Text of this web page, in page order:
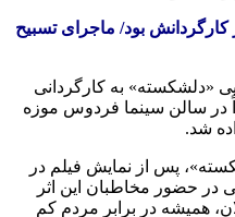
۱۸ سال که نذر کارگردانش بود/ ماجرای تسبیح
«دلشکسته» به کارگردانی
۱۸ سال مجدداً در سالن سینما فردوس موزه
پس از نمایش فیلم در
حضور مخاطبان این اثر
همیشه در برابر مردم کم